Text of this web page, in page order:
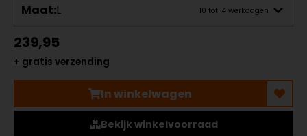
Maat:L 10 tot 14 werkdagen
239,95
+ gratis verzending
In winkelwagen
Bekijk winkelvoorraad